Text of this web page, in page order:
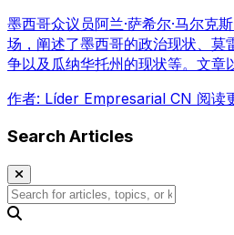
墨西哥众议员阿兰·萨希尔·马尔克
场，阐述了墨西哥的政治现状、莫
争以及瓜纳华托州的现状等。文章
作者: Líder Empresarial CN 阅读
Search Articles